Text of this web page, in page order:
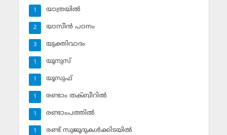
യാത്രയില്‍
1
യാസീന്‍ പഠനം
2
യുക്തിവാദം
3
യൂനുസ്‌
1
യൂസുഫ്‌
1
രണ്ടാം തക്ബീറില്‍
1
രണ്ടാംപത്തില്‍
1
രണ്ട് സുജൂദുകള്‍ക്കിടയില്‍
1